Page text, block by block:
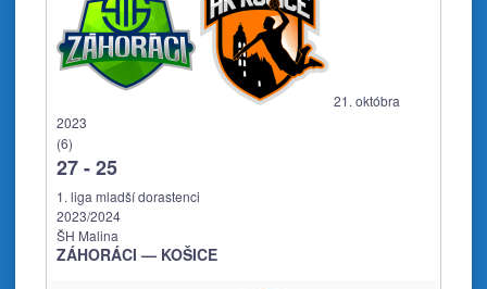
21. októbra
2023
(6)
27-25
1. liga mladší dorastenci
2023/2024
ŠH Malina
ZÁHORÁCI — KOŠICE